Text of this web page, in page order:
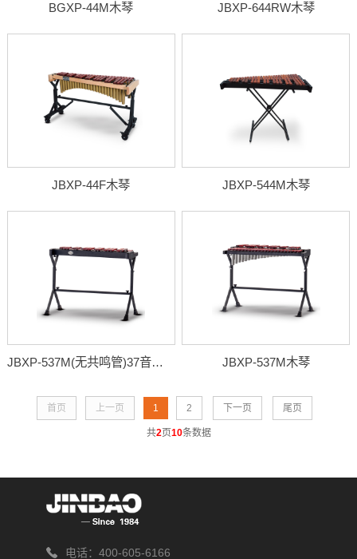
BGXP-44M木琴 JBXP-644RW木琴
JBXP-44F木琴 JBXP-544M木琴
JBXP-537M(无共鸣管)37音木琴 JBXP-537M木琴
首页 上一页 1 2 下一页 尾页
共2页10条数据
电话：400-605-6166